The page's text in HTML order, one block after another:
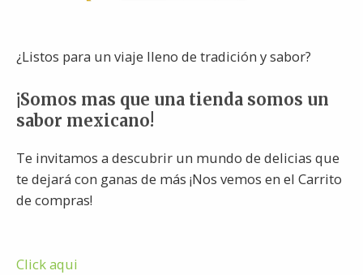
¿Listos para un viaje lleno de tradición y sabor?
¡Somos mas que una tienda somos un
sabor mexicano!
Te invitamos a descubrir un mundo de delicias que
te dejará con ganas de más ¡Nos vemos en el Carrito
de compras!
Click aqui